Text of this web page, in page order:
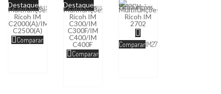
Destaque
Multifunções
Ricoh IM
C2000(A)/IM
C2500(A)
Comparar
Destaque
Multifunções
Ricoh IM
C300/IM
C300F/IM
C400/IM
C400F
Comparar
Multifunções
Ricoh IM
2702
CompararIM2702